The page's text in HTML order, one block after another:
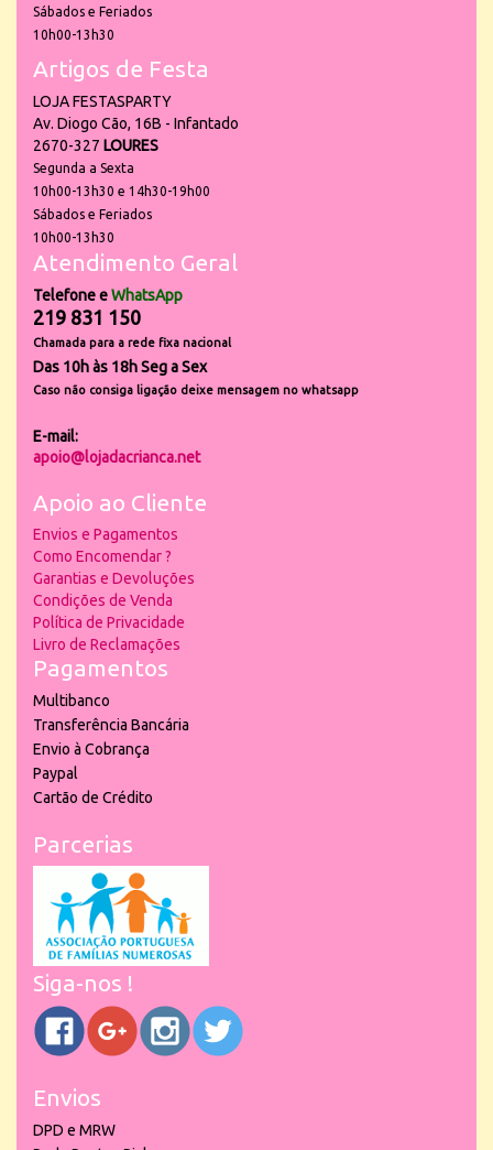
Sábados e Feriados
10h00-13h30
Artigos de Festa
LOJA FESTASPARTY
Av. Diogo Cão, 16B - Infantado
2670-327 LOURES
Segunda a Sexta
10h00-13h30 e 14h30-19h00
Sábados e Feriados
10h00-13h30
Atendimento Geral
Telefone eWhatsApp
219 831 150
Chamada para a rede fixa nacional
Das 10h às 18h Seg a Sex
Caso não consiga ligação deixe mensagem no whatsapp
E-mail:
apoio@lojadacrianca.net
Apoio ao Cliente
Envios e Pagamentos
Como Encomendar ?
Garantias e Devoluções
Condições de Venda
Política de Privacidade
Livro de Reclamações
Pagamentos
Multibanco
Transferência Bancária
Envio à Cobrança
Paypal
Cartão de Crédito
Parcerias
Siga-nos !
Envios
DPD e MRW